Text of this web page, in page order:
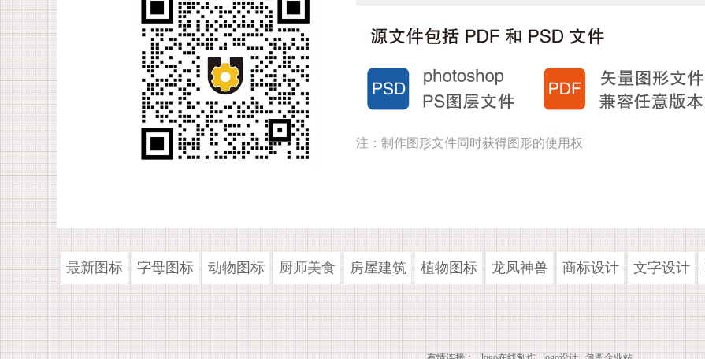
注：制作图形文件同时获得图形的使用权
最新图标 字母图标 动物图标 厨师美食 房屋建筑 植物图标 龙凤神兽 商标设计 文字设计